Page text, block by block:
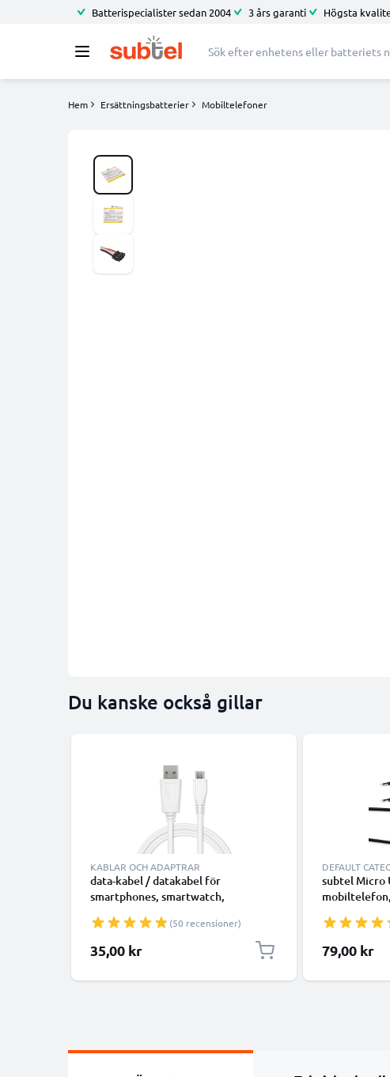
Batterispecialister sedan 2004 3 års garanti Högsta
Hem Ersättningsbatterier Mobiltelefoner
Du kanske också gillar
KABLAR OCH ADAPTRAR
data-kabel / datakabel för
smartphones, smartwatch,
1m 1A överföringssladd PVC
Datakabel vit
(50 recensioner)
35,00 kr
DEFAULT
subtel Micro
GPS
1,1m
79,00 kr